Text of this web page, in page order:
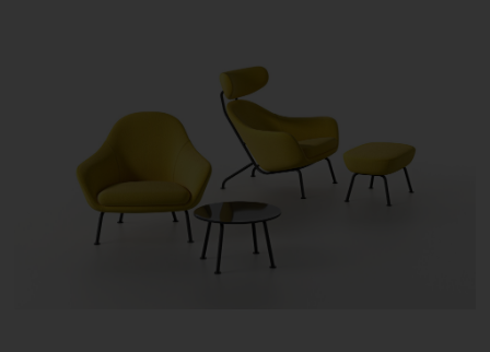
Altre partecipazioni societarie
Unimatica
Lavoro e relazioni industriali
Qualità, sicurezza e ambiente